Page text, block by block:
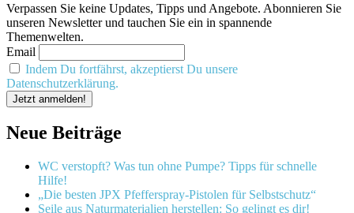
Verpassen Sie keine Updates, Tipps und Angebote. Abonnieren Sie
unseren Newsletter und tauchen Sie ein in spannende
Themenwelten.
Email
Indem Du fortfährst, akzeptierst Du unsere
Datenschutzerklärung.
Neue Beiträge
WC verstopft? Was tun ohne Pumpe? Tipps für schnelle
Hilfe!
„Die besten JPX Pfefferspray-Pistolen für Selbstschutz“
Seile aus Naturmaterialien herstellen: So gelingt es dir!